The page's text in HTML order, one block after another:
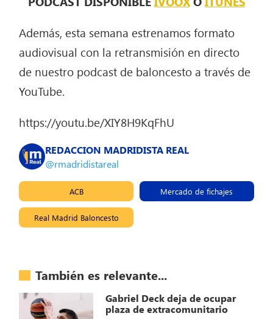
Además, esta semana estrenamos formato
audiovisual con la retransmisión en directo
de nuestro podcast de baloncesto a través de
YouTube.
https://youtu.be/XIY8H9KqFhU
REDACCION MADRIDISTA REAL
@rmadridistareal
ACB Mercado de fichajes
Real Madrid Baloncesto
También es relevante...
Gabriel Deck deja de ocupar
plaza de extracomunitario